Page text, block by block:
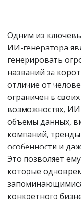
Одним из
ИИ-генератора
генерировать
названий за
отличие от
ограничен в
возможностях,
объемы данных,
компаний, тренды
особенности и
Это позволяет
которые
конкретного